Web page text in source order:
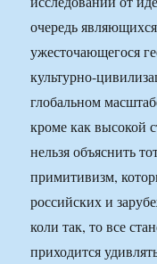
очередь
ужесточающегося
культурно-
глобальном
кроме как высокой
нельзя объяснить
примитивизм,
российских и
коли так, то все
приходится